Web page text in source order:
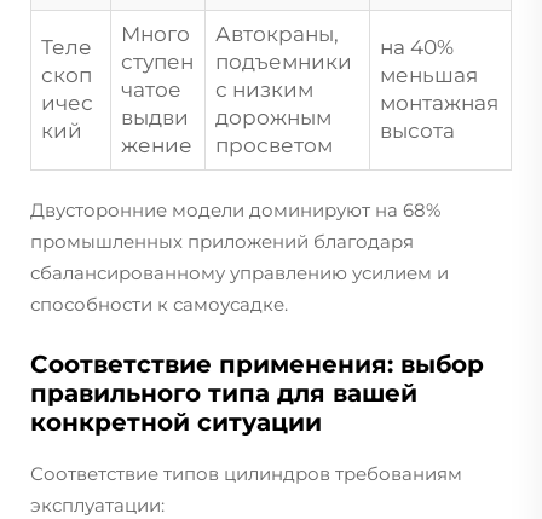
Теле
скоп
ичес
кий
Много
ступен
чатое
выдви
жение
Автокраны,
подъемники
с низким
дорожным
просветом
на 40%
меньшая
монтажная
высота
Двусторонние модели доминируют на 68%
промышленных приложений благодаря
сбалансированному управлению усилием и
способности к самоусадке.
Соответствие применения: выбор
правильного типа для вашей
конкретной ситуации
Соответствие типов цилиндров требованиям
эксплуатации: